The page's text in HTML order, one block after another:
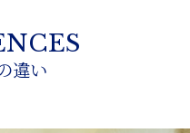
違い